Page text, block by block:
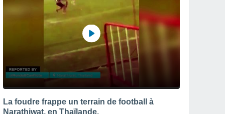
La foudre frappe un terrain de football à
Narathiwat, en Thaïlande.